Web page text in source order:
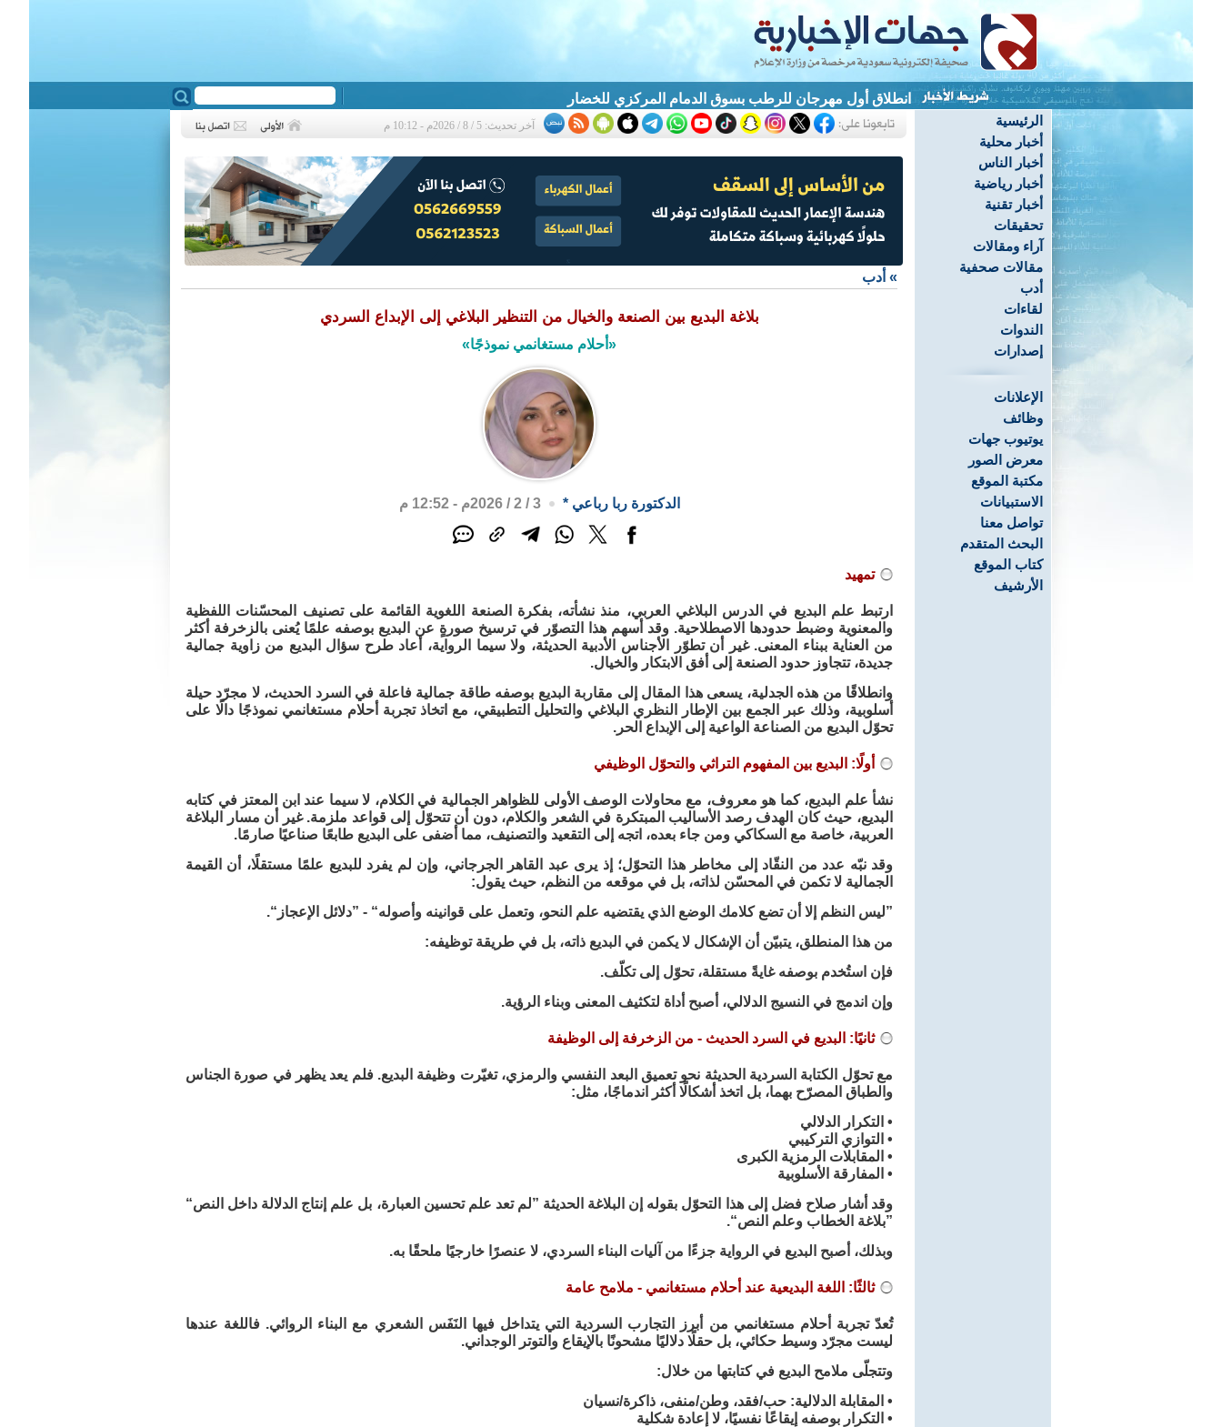
انطلاق أول مهرجان للرطب بسوق الدمام المركزي للخضار
الرئيسية
أخبار محلية
أخبار الناس
أخبار رياضية
أخبار تقنية
تحقيقات
آراء ومقالات
مقالات صحفية
أدب
لقاءات
الندوات
إصدارات
الإعلانات
وظائف
يوتيوب جهات
معرض الصور
مكتبة الموقع
الاستبيانات
تواصل معنا
البحث المتقدم
كتاب الموقع
الأرشيف
آخر تحديث: 5 / 8 / 2026م - 10:12 م
❮
» أدب
بلاغة البديع بين الصنعة والخيال من التنظير البلاغي إلى الإبداع السردي
«أحلام مستغانمي نموذجًا»
الدكتورة ربا رباعي * 3 / 2 / 2026م - 12:52 م
تمهيد
ارتبط علم البديع في الدرس البلاغي العربي، منذ نشأته، بفكرة الصنعة اللغوية القائمة على تصنيف المحسّنات اللفظية
والمعنوية وضبط حدودها الاصطلاحية. وقد أسهم هذا التصوّر في ترسيخ صورةٍ عن البديع بوصفه علمًا يُعنى بالزخرفة أكثر
من العناية ببناء المعنى. غير أن تطوّر الأجناس الأدبية الحديثة، ولا سيما الرواية، أعاد طرح سؤال البديع من زاوية جمالية
جديدة، تتجاوز حدود الصنعة إلى أفق الابتكار والخيال.
وانطلاقًا من هذه الجدلية، يسعى هذا المقال إلى مقاربة البديع بوصفه طاقة جمالية فاعلة في السرد الحديث، لا مجرّد حيلة
أسلوبية، وذلك عبر الجمع بين الإطار النظري البلاغي والتحليل التطبيقي، مع اتخاذ تجربة أحلام مستغانمي نموذجًا دالًا على
تحوّل البديع من الصناعة الواعية إلى الإبداع الحر.
أولًا: البديع بين المفهوم التراثي والتحوّل الوظيفي
نشأ علم البديع، كما هو معروف، مع محاولات الوصف الأولى للظواهر الجمالية في الكلام، لا سيما عند ابن المعتز في كتابه
البديع، حيث كان الهدف رصد الأساليب المبتكرة في الشعر والكلام، دون أن تتحوّل إلى قواعد ملزمة. غير أن مسار البلاغة
العربية، خاصة مع السكاكي ومن جاء بعده، اتجه إلى التقعيد والتصنيف، مما أضفى على البديع طابعًا صناعيًا صارمًا.
وقد نبّه عدد من النقّاد إلى مخاطر هذا التحوّل؛ إذ يرى عبد القاهر الجرجاني، وإن لم يفرد للبديع علمًا مستقلًا، أن القيمة
الجمالية لا تكمن في المحسّن لذاته، بل في موقعه من النظم، حيث يقول:
”ليس النظم إلا أن تضع كلامك الوضع الذي يقتضيه علم النحو، وتعمل على قوانينه وأصوله“ - ”دلائل الإعجاز“.
من هذا المنطلق، يتبيّن أن الإشكال لا يكمن في البديع ذاته، بل في طريقة توظيفه:
فإن استُخدم بوصفه غايةً مستقلة، تحوّل إلى تكلّف.
وإن اندمج في النسيج الدلالي، أصبح أداة لتكثيف المعنى وبناء الرؤية.
ثانيًا: البديع في السرد الحديث - من الزخرفة إلى الوظيفة
مع تحوّل الكتابة السردية الحديثة نحو تعميق البعد النفسي والرمزي، تغيّرت وظيفة البديع. فلم يعد يظهر في صورة الجناس
والطباق المصرّح بهما، بل اتخذ أشكالًا أكثر اندماجًا، مثل:
• التكرار الدلالي
• التوازي التركيبي
• المقابلات الرمزية الكبرى
• المفارقة الأسلوبية
وقد أشار صلاح فضل إلى هذا التحوّل بقوله إن البلاغة الحديثة ”لم تعد علم تحسين العبارة، بل علم إنتاج الدلالة داخل النص“
”بلاغة الخطاب وعلم النص“.
وبذلك، أصبح البديع في الرواية جزءًا من آليات البناء السردي، لا عنصرًا خارجيًا ملحقًا به.
ثالثًا: اللغة البديعية عند أحلام مستغانمي - ملامح عامة
تُعدّ تجربة أحلام مستغانمي من أبرز التجارب السردية التي يتداخل فيها النَفَس الشعري مع البناء الروائي. فاللغة عندها
ليست مجرّد وسيط حكائي، بل حقلًا دلاليًا مشحونًا بالإيقاع والتوتر الوجداني.
وتتجلّى ملامح البديع في كتابتها من خلال:
• المقابلة الدلالية: حب/فقد، وطن/منفى، ذاكرة/نسيان
• التكرار بوصفه إيقاعًا نفسيًا، لا إعادة شكلية